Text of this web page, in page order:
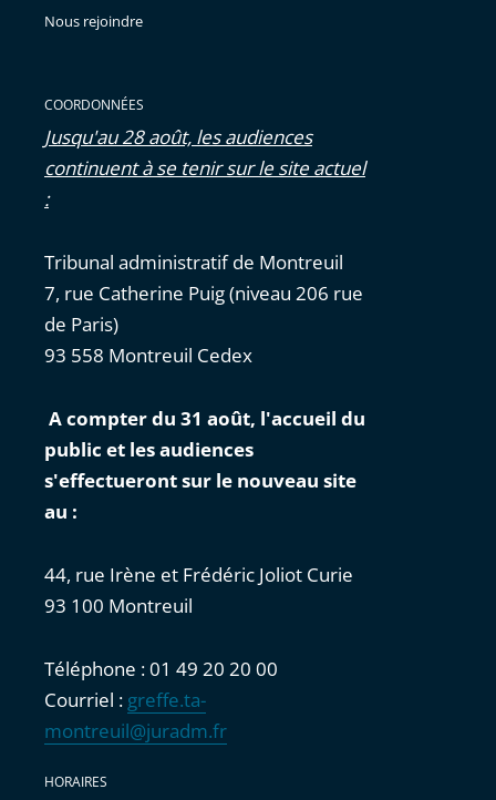
Nous rejoindre
COORDONNÉES
Jusqu'au 28 août, les audiences
continuent à se tenir sur le site actuel
:
Tribunal administratif de Montreuil
7, rue Catherine Puig (niveau 206 rue
de Paris)
93 558 Montreuil Cedex
A compter du 31 août, l'accueil du
public et les audiences
s'effectueront sur le nouveau site
au :
44, rue Irène et Frédéric Joliot Curie
93 100 Montreuil
Téléphone : 01 49 20 20 00
Courriel : greffe.ta-
montreuil@juradm.fr
HORAIRES